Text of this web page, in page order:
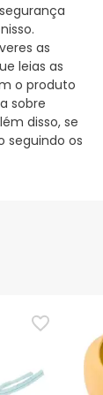
as
leias as
o produto
sobre
disso, se
seguindo os